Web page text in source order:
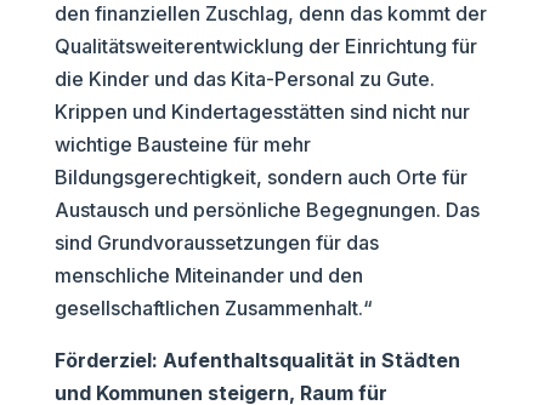
den finanziellen Zuschlag, denn das kommt der
Qualitätsweiterentwicklung der Einrichtung für
die Kinder und das Kita-Personal zu Gute.
Krippen und Kindertagesstätten sind nicht nur
wichtige Bausteine für mehr
Bildungsgerechtigkeit, sondern auch Orte für
Austausch und persönliche Begegnungen. Das
sind Grundvoraussetzungen für das
menschliche Miteinander und den
gesellschaftlichen Zusammenhalt.“
Förderziel: Aufenthaltsqualität in Städten
und Kommunen steigern, Raum für